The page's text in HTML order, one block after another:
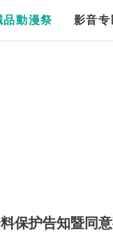
品動漫祭 影音专
保护告知暨同